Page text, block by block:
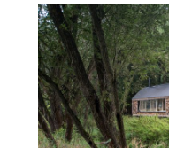
Série
RAKO